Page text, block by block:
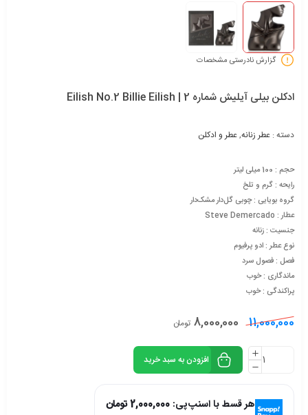
گزارش نادرستی مشخصات
ادکلن بیلی آیلیش شماره 2 | Eilish No.2 Billie Eilish
دسته : عطر زنانه,عطر و ادکلن
حجم : 100 میلی لیتر
رایحه : گرم و تلخ
گروه بویایی : چوبی گل‌دار مشک‌دار
عطار : Steve Demercado
جنسیت : زنانه
نوع عطر : ادو پرفیوم
فصل : فصول سرد
ماندگاری : خوب
پراکندگی : خوب
11,000,000
8,000,000 تومان
افزودن به سبد خرید
هر قسط با اسنپ‌پی: 2,000,000تومان